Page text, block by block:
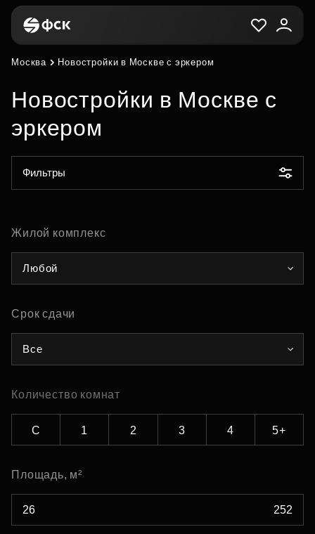
Москва Новостройки в Москве с эркером
Новостройки в Москве с
эркером
Фильтры
Жилой комплекс
Любой
Срок сдачи
Все
Количество комнат
С 1 2 3 4 5+
Площадь, м²